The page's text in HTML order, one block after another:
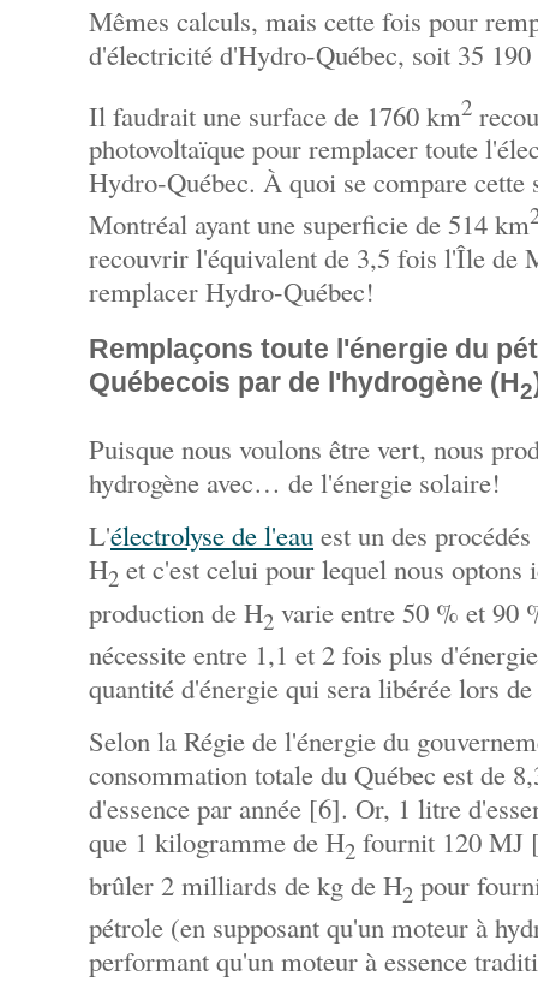
Mêmes calculs, mais cette fois pour
d'électricité d'Hydro-Québec, soit 35
Il faudrait une surface de 1760 km2
photovoltaïque pour remplacer toute
Hydro-Québec. À quoi se compare
Montréal ayant une superficie de 514 km
recouvrir l'équivalent de 3,5 fois l'Île de
remplacer Hydro-Québec!
Remplaçons toute l'énergie du
Québecois par de l'hydrogène (H2
Puisque nous voulons être vert, nous
hydrogène avec… de l'énergie solaire!
L'électrolyse de l'eau est un des
H2 et c'est celui pour lequel nous
production de H2 varie entre 50 % et 90
nécessite entre 1,1 et 2 fois plus
quantité d'énergie qui sera libérée lors
Selon la Régie de l'énergie du
consommation totale du Québec est de
d'essence par année [6]. Or, 1 litre
que 1 kilogramme de H2 fournit 120 MJ
brûler 2 milliards de kg de H2 pour
pétrole (en supposant qu'un moteur à
performant qu'un moteur à essence